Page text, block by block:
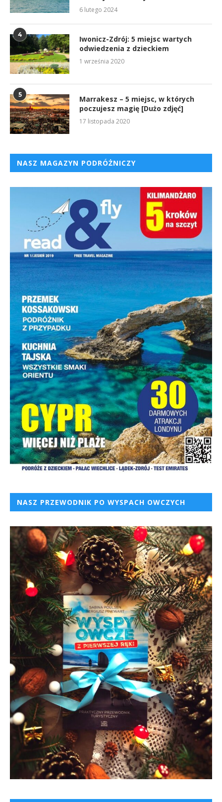
6 lutego 2024
4
Iwonicz-Zdrój: 5 miejsc wartych
odwiedzenia z dzieckiem
1 września 2020
5
Marrakesz – 5 miejsc, w których
poczujesz magię [Dużo zdjęć]
17 listopada 2020
NASZ MAGAZYN PODRÓŻNICZY
NASZ PRZEWODNIK PO WYSPACH OWCZYCH